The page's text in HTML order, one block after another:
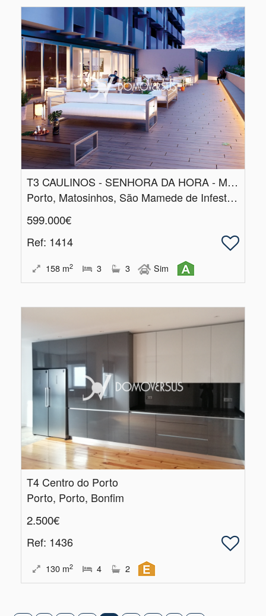
T3 CAULINOS - SENHORA DA HORA - MATOSINHOS
Porto, Matosinhos, São Mamede de Infesta e Senhora da Hora
599.000€
Ref: 1414
158 m2 3 3 Sim
T4 Centro do Porto
Porto, Porto, Bonfim
2.500€
Ref: 1436
130 m2 4 2